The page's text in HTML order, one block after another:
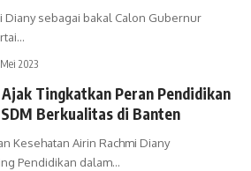
Diany sebagai bakal Calon Gubernur
2023
Tingkatkan Peran Pendidikan
Berkualitas di Banten
Kesehatan Airin Rachmi Diany
Pendidikan dalam…